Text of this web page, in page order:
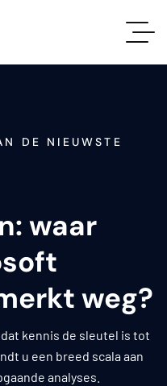
DE NIEUWSTE
waar
weg?
kennis de sleutel is tot
u een breed scala aan
analyses.